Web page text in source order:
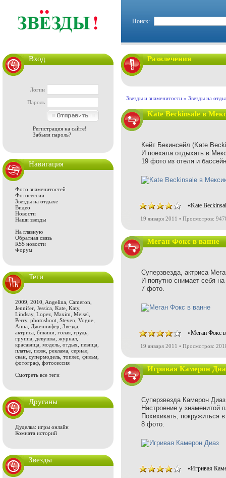
Поиск:
Вход
Логин
Пароль
Регистрация на сайте!
Забыли пароль?
Навигация
Фото знаменитостей
Фотосессии
Звезды на отдыхе
Видео
Новости
Наши звезды
На главную
Обратная связь
RSS новости
Форум
Теги
2009 2010 Angelina Cameron
Jennifer Jessica Kate Katy,
Lindsay, Lopez Maxim Meisel
Perry, photoshoot Steven Vogue
Анна
Дженнифер Звезда
актриса бикини голая грудь
группа
девушка журнал
красавица модель отдых певица
платье пляж реклама сериал
скан супермодель топлес фильм
фотограф фотосессия
Смотреть все теги
Друганы
Дуделка: игры онлайн
Комната историй
Звезды
Развлечения
Звезды и знаменитости » Звезды на
Kate Beckinsale в
Кейт Бекинсейл (Kate
И поехала отдыхать в
19 фото из отеля и
«Kate
19 января 2011 • Просмотров:
Меган Фокс в ванне
Суперзвезда, актриса
И попутно снимает себя
7 фото.
«Меган Фокс в
19 января 2011 • Просмотров:
Игривая Камерон
Суперзвезда Камерон
Настроение у знаменитой
Похихикать, покружиться
8 фото.
«Игривая